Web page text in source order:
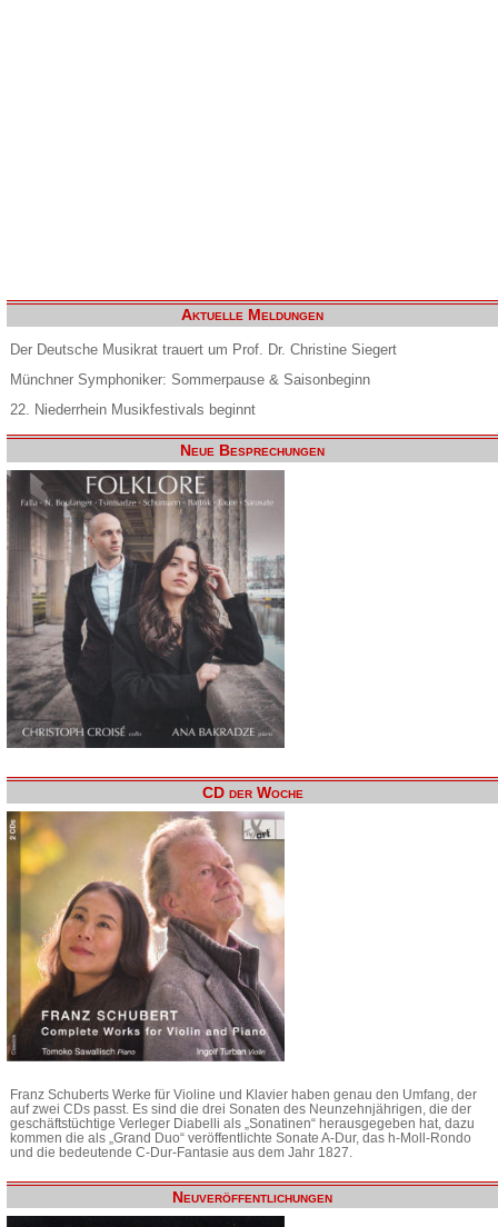
Aktuelle Meldungen
Der Deutsche Musikrat trauert um Prof. Dr. Christine Siegert
Münchner Symphoniker: Sommerpause & Saisonbeginn
22. Niederrhein Musikfestivals beginnt
Neue Besprechungen
CD der Woche
Franz Schuberts Werke für Violine und Klavier haben genau den Umfang, der
auf zwei CDs passt. Es sind die drei Sonaten des Neunzehnjährigen, die der
geschäftstüchtige Verleger Diabelli als „Sonatinen“ herausgegeben hat, dazu
kommen die als „Grand Duo“ veröffentlichte Sonate A-Dur, das h-Moll-Rondo
und die bedeutende C-Dur-Fantasie aus dem Jahr 1827.
Neuveröffentlichungen